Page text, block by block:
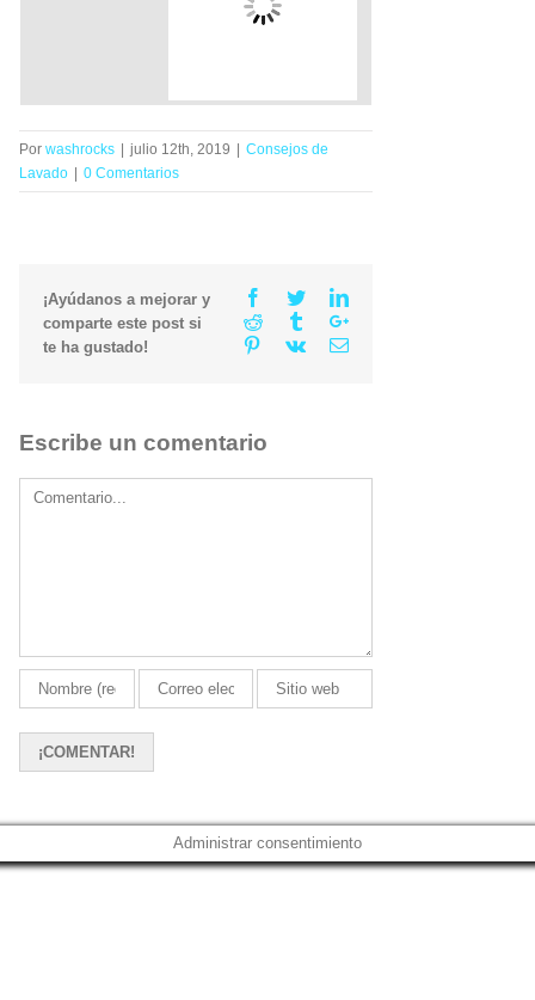
Por washrocks | julio 12th, 2019 | Consejos de
Lavado | 0 Comentarios
¡Ayúdanos a mejorar y
comparte este post si
te ha gustado!
Facebook
TwitterLinkedin
Reddit
TumblrGoogle+
Pinterest
Vk Email
Escribe un comentario
Comment
Administrar consentimiento